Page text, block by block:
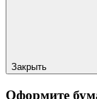
Закрыть
Оформите